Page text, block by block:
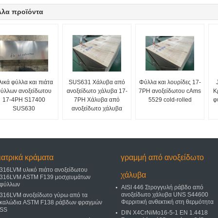
προϊόντα
φύλλα και πιάτα
ανοξείδωτου
17-4PH S17400
SUS630
SUS631 Χάλυβα από
ανοξείδωτο χάλυβα 17-
7PH Χάλυβα από
ανοξείδωτο χάλυβα
Φύλλα και λουρίδες 17-
7PH ανοξείδωτου cAms
5529 cold-rolled
κράματα
316LVM υλικό πιάτο ανοξείδωτου
316LVM ASTM F139 μοσχευμάτων
φύλλων
316LVM ανοξείδωτο γύρω από τα
καλώδια ASTM F138 ράβδων φραγμών
SS
γραμμή από ανοξείδωτο
χάλυβα
AISI 446 Στρογγυλή ράβδο από
ανοξείδωτο χάλυβα UNS S44600
Φερριτική ανθεκτική στη θερμότητα
DIN X4CrNiMo16-5-1 EN 1.4418